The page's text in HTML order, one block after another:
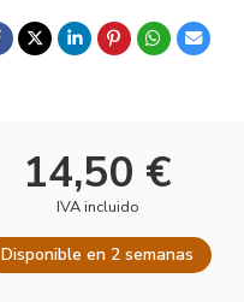
14,50 €
IVA incluido
Disponible en 2 semanas